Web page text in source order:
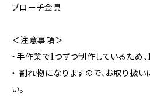
ブローチ金具
＜注意事項＞
・手作業で1つずつ制作しているため
・ 割れ物になりますので、お取り扱
い。